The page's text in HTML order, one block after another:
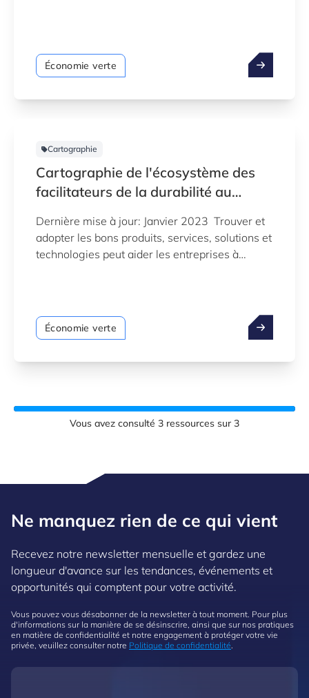
recueillies auprès de sources publiques
ouvertes, sera continuellement affinée et
Économie verte
Cartographie
Cartographie de l'écosystème des
facilitateurs de la durabilité au
Dernière mise à jour: Janvier 2023 Trouver et
adopter les bons produits, services, solutions et
technologies peut aider les entreprises à
Économie verte
Vous avez consulté 3 ressources sur 3
Ne manquez rien de ce qui vient
Recevez notre newsletter mensuelle et gardez une
longueur d'avance sur les tendances, événements et
opportunités qui comptent pour votre activité.
Vous pouvez vous désabonner de la newsletter à tout moment. Pour plus
d'informations sur la manière de se désinscrire, ainsi que sur nos pratiques
en matière de confidentialité et notre engagement à protéger votre vie
privée, veuillez consulter notre Politique de confidentialité.